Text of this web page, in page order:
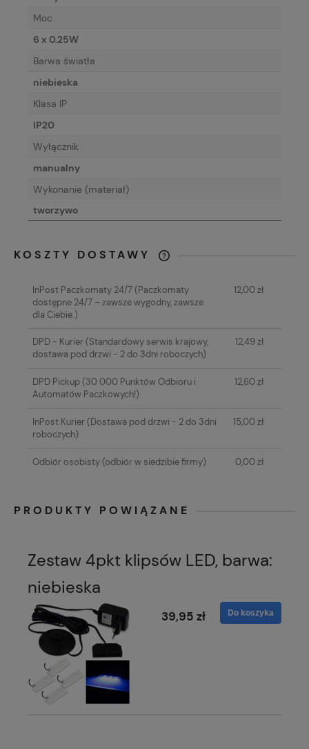
Moc
6 x 0.25W
Barwa światła
niebieska
Klasa IP
IP20
Wyłącznik
manualny
Wykonanie (materiał)
tworzywo
KOSZTY DOSTAWY
KOSZTÓW PŁATNOŚCI
InPost Paczkomaty 24/7(Paczkomaty
dostępne 24/7 – zawsze wygodny, zawsze
dla Ciebie.)
12,00 zł
DPD - Kurier(Standardowy serwis krajowy,
dostawa pod drzwi - 2 do 3dni roboczych)
12,49 zł
DPD Pickup(30 000 Punktów Odbioru i
Automatów Paczkowych!)
12,60 zł
InPost Kurier(Dostawa pod drzwi - 2 do 3dni
roboczych)
15,00 zł
Odbiór osobisty(odbiór w siedzibie firmy) 0,00 zł
PRODUKTY POWIĄZANE
Zestaw 4pkt klipsów LED, barwa:
niebieska
39,95 zł Do koszyka